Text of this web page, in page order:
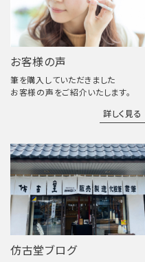
お客様の声
筆を購入していただきました
お客様の声をご紹介いたします。
詳しく見る
仿古堂ブログ